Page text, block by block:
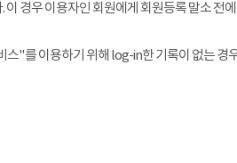
경우 이용자인 회원에게 회원등록 말소 전
"를 이용하기 위해 log-in한 기록이 없는 경